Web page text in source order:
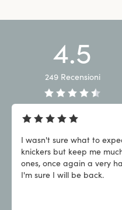
4.5
249 Recensioni
I wasn't sure what to
knickers but keep me
ones, once again a very
I'm sure I will be back.